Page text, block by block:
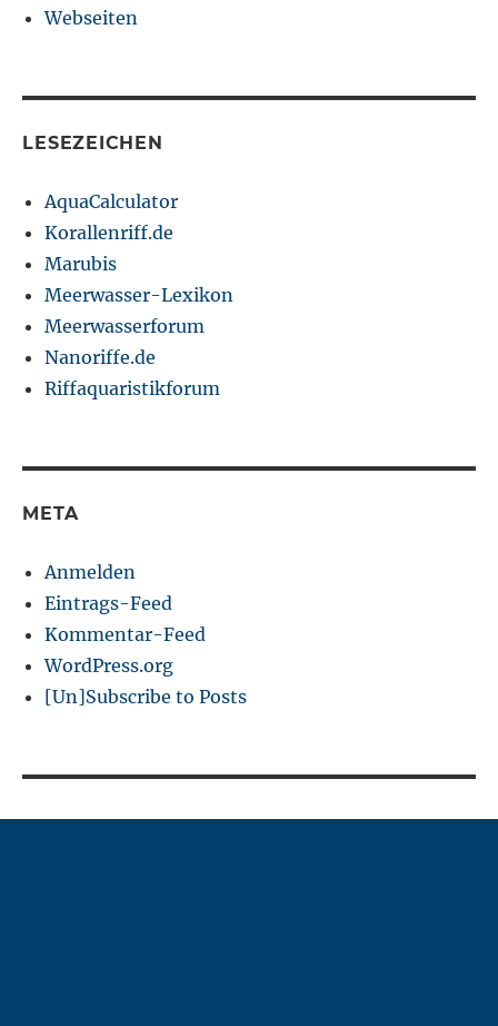
Webseiten
LESEZEICHEN
AquaCalculator
Korallenriff.de
Marubis
Meerwasser-Lexikon
Meerwasserforum
Nanoriffe.de
Riffaquaristikforum
META
Anmelden
Eintrags-Feed
Kommentar-Feed
WordPress.org
[Un]Subscribe to Posts